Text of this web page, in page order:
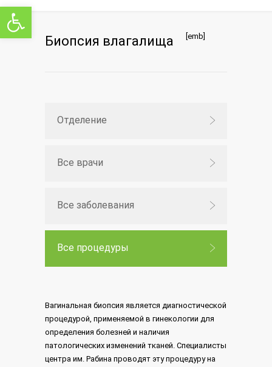
Открыть панель инструментов
Биопсия влагалища [emb]
Отделение
Все врачи
Все заболевания
Все процедуры
Вагинальная биопсия является диагностической
процедурой, применяемой в гинекологии для
определения болезней и наличия
патологических изменений тканей. Специалисты
центра им. Рабина проводят эту процедуру на